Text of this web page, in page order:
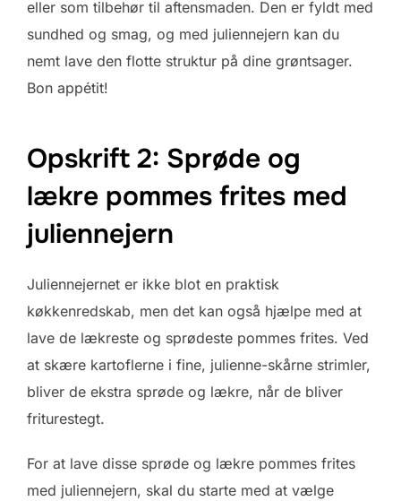
eller som tilbehør til aftensmaden. Den er fyldt med
sundhed og smag, og med juliennejern kan du
nemt lave den flotte struktur på dine grøntsager.
Bon appétit!
Opskrift 2: Sprøde og
lækre pommes frites med
juliennejern
Juliennejernet er ikke blot en praktisk
køkkenredskab, men det kan også hjælpe med at
lave de lækreste og sprødeste pommes frites. Ved
at skære kartoflerne i fine, julienne-skårne strimler,
bliver de ekstra sprøde og lækre, når de bliver
friturestegt.
For at lave disse sprøde og lækre pommes frites
med juliennejern, skal du starte med at vælge